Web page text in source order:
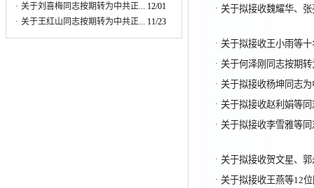
· 关于刘喜梅同志按期转为中共正...
12/01
· 关于王红山同志按期转为中共正...
11/23
· 关于拟接收魏耀华、
· 关于拟接收王小雨等
· 关于何泽刚同志按期
· 关于拟接收杨坤同志
· 关于拟接收赵利娟等
· 关于拟接收李雪雅等
· 关于拟接收贺文星、
· 关于拟接收王燕等12